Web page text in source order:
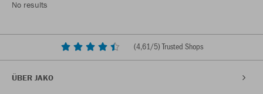
No results
(4,61/5) Trusted Shops
ÜBER JAKO